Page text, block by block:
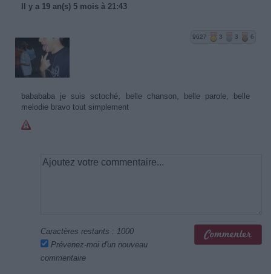
Il y a 19 an(s) 5 mois à 21:43
9627 3 3 6
babababa je suis sctoché, belle chanson, belle parole, belle
melodie bravo tout simplement
Caractères restants : 1000
Prévenez-moi d'un nouveau
commentaire